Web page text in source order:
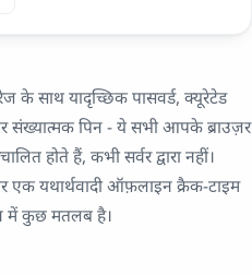
के साथ यादृच्छिक पासवर्ड, क्यूरेटेड
संख्यात्मक पिन - ये सभी आपके ब्राउज़र
होते हैं, कभी सर्वर द्वारा नहीं।
एक यथार्थवादी ऑफ़लाइन क्रैक-टाइम
में कुछ मतलब है।